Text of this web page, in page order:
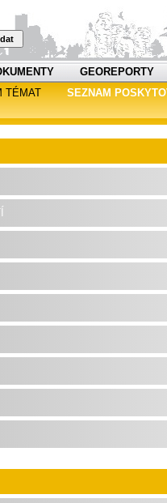
GEOREPORTY
TÉMAT SEZNAM